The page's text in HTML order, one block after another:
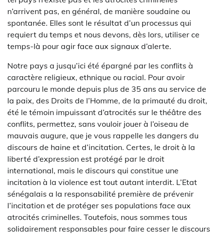
n’arrivent pas, en général, de manière soudaine ou
spontanée. Elles sont le résultat d’un processus qui
requiert du temps et nous devons, dès lors, utiliser ce
temps-là pour agir face aux signaux d’alerte.
Notre pays a jusqu’ici été épargné par les conflits à
caractère religieux, ethnique ou racial. Pour avoir
parcouru le monde depuis plus de 35 ans au service de
la paix, des Droits de l’Homme, de la primauté du droit,
été le témoin impuissant d’atrocités sur le théâtre des
conflits, permettez, sans vouloir jouer à l’oiseau de
mauvais augure, que je vous rappelle les dangers du
discours de haine et d’incitation. Certes, le droit à la
liberté d’expression est protégé par le droit
international, mais le discours qui constitue une
incitation à la violence est tout autant interdit. L’Etat
sénégalais a la responsabilité première de prévenir
l’incitation et de protéger ses populations face aux
atrocités criminelles. Toutefois, nous sommes tous
solidairement responsables pour faire cesser le discours